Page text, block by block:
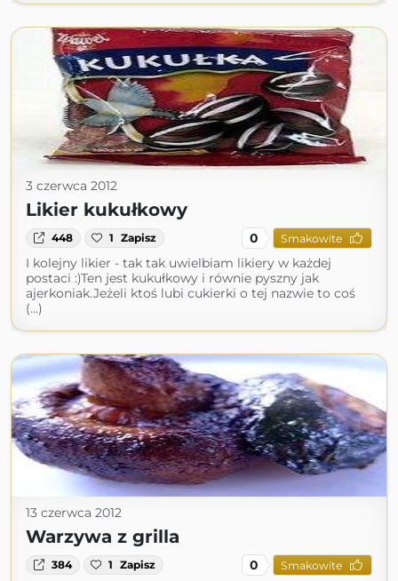
3 czerwca 2012
Likier kukułkowy
448 1 Zapisz 0 Smakowite
I kolejny likier - tak tak uwielbiam likiery w każdej
postaci :)Ten jest kukułkowy i równie pyszny jak
ajerkoniak.Jeżeli ktoś lubi cukierki o tej nazwie to coś
(...)
13 czerwca 2012
Warzywa z grilla
384 1 Zapisz 0 Smakowite